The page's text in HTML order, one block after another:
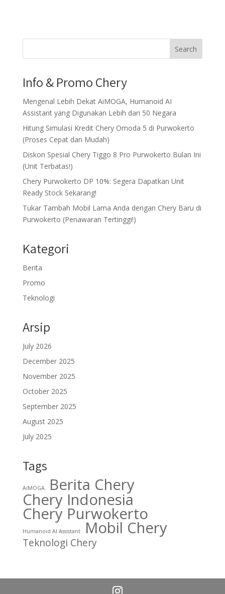
Search
Info & Promo Chery
Mengenal Lebih Dekat AiMOGA, Humanoid AI
Assistant yang Digunakan Lebih dari 50 Negara
Hitung Simulasi Kredit Chery Omoda 5 di Purwokerto
(Proses Cepat dan Mudah)
Diskon Spesial Chery Tiggo 8 Pro Purwokerto Bulan Ini
(Unit Terbatas!)
Chery Purwokerto DP 10%: Segera Dapatkan Unit
Ready Stock Sekarang!
Tukar Tambah Mobil Lama Anda dengan Chery Baru di
Purwokerto (Penawaran Tertinggi!)
Kategori
Berita
Promo
Teknologi
Arsip
July 2026
December 2025
November 2025
October 2025
September 2025
August 2025
July 2025
Tags
AiMOGA Berita Chery
Chery Indonesia
Chery Purwokerto
Humanoid AI Assistant Mobil Chery
Teknologi Chery